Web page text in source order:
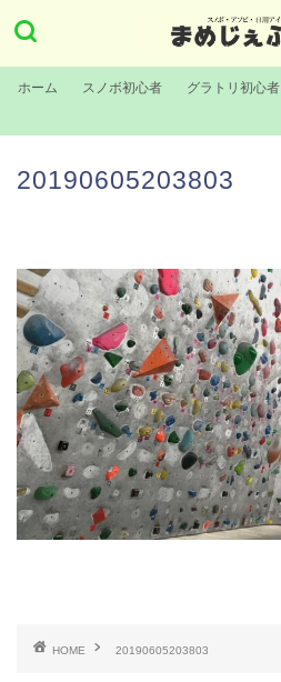
ホーム スノボ初心者 グラトリ初心者
20190605203803
HOME 20190605203803